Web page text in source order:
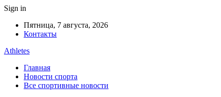
Sign in
Пятница, 7 августа, 2026
Контакты
Athletes
Главная
Новости спорта
Все спортивные новости